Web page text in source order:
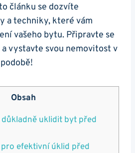
článku se dozvíte
a techniky, které vám
vašeho bytu. Připravte se
vystavte svou nemovitost v
Obsah
důkladně uklidit byt před
efektivní úklid před